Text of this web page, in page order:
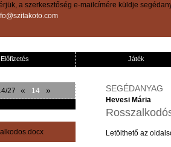
a szerkesztőség e-mailcímére küldje
Előfizetés Játék
27 « 14 » SEGÉDANYAG
Hevesi Mária
Letölthető az